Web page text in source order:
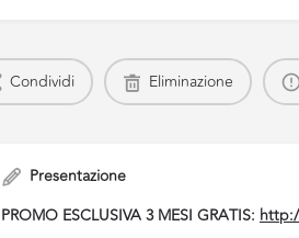
Condividi Eliminazione
Presentazione
PROMO ESCLUSIVA 3 MESI GRATIS: